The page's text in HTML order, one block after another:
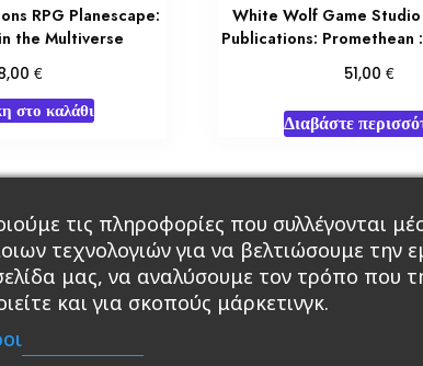
RPG Planescape:
the Multiverse
€
στο καλάθι
White Wolf Game
Publications: Promethean
51,00 €
Διαβάστε
Βιβλία Comics Αξεσουάρ & Δώρα
A theme by
τις πληροφορίες που συλλέγονται
τεχνολογιών για να βελτιώσουμε την
μας, να αναλύσουμε τον τρόπο που
και για σκοπούς μάρκετινγκ.